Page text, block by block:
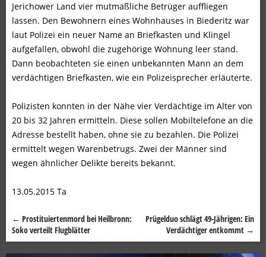
Jerichower Land vier mutmaßliche Betrüger auffliegen
lassen. Den Bewohnern eines Wohnhauses in Biederitz war
laut Polizei ein neuer Name an Briefkasten und Klingel
aufgefallen, obwohl die zugehörige Wohnung leer stand.
Dann beobachteten sie einen unbekannten Mann an dem
verdächtigen Briefkasten, wie ein Polizeisprecher erläuterte.
Polizisten konnten in der Nähe vier Verdächtige im Alter von
20 bis 32 Jahren ermitteln. Diese sollen Mobiltelefone an die
Adresse bestellt haben, ohne sie zu bezahlen. Die Polizei
ermittelt wegen Warenbetrugs. Zwei der Männer sind
wegen ähnlicher Delikte bereits bekannt.
13.05.2015 Ta
Beitragsnavigation
← Prostituiertenmord bei Heilbronn:
Soko verteilt Flugblätter
Prügelduo schlägt 49-Jährigen: Ein
Verdächtiger entkommt →